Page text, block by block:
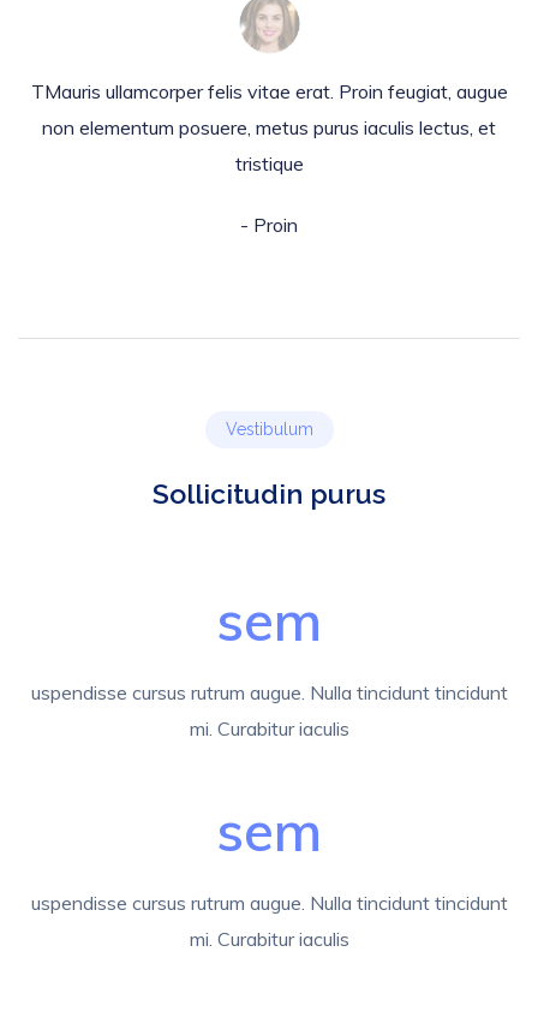
TMauris ullamcorper felis vitae erat. Proin feugiat, augue
non elementum posuere, metus purus iaculis lectus, et
tristique
- Proin
Vestibulum
Sollicitudin purus
sem
uspendisse cursus rutrum augue. Nulla tincidunt tincidunt
mi. Curabitur iaculis
sem
uspendisse cursus rutrum augue. Nulla tincidunt tincidunt
mi. Curabitur iaculis